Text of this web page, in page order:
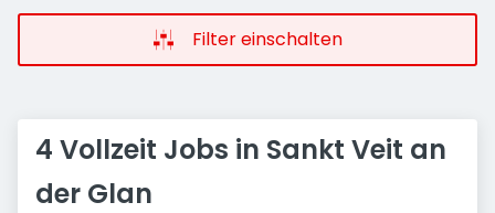
Filter einschalten
4 Vollzeit Jobs in Sankt Veit an
der Glan